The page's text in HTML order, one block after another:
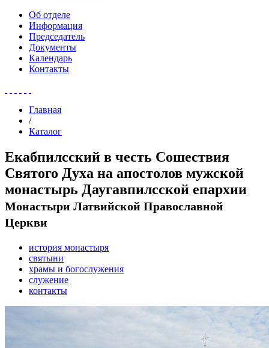
Об отделе
Информация
Председатель
Документы
Календарь
Контакты
Главная
/
Каталог
Екабпилсский в честь Сошествия
Святого Духа на апостолов мужской
монастырь Даугавпилсской епархии
Монастыри Латвийской Православной
Церкви
история монастыря
святыни
храмы и богослужения
служение
контакты